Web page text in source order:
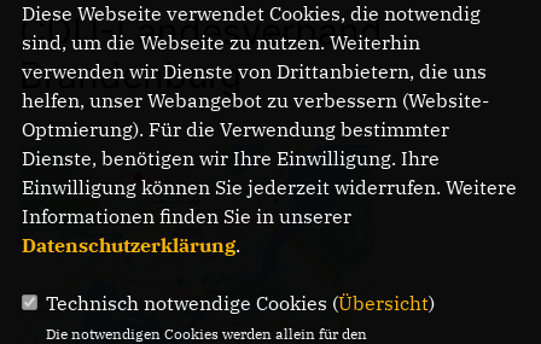
CDU-Landesverband
Brandenburg
Diese Webseite verwendet Cookies, die notwendig
sind, um die Webseite zu nutzen. Weiterhin
verwenden wir Dienste von Drittanbietern, die uns
helfen, unser Webangebot zu verbessern (Website-
Optmierung). Für die Verwendung bestimmter
Dienste, benötigen wir Ihre Einwilligung. Ihre
Einwilligung können Sie jederzeit widerrufen. Weitere
Informationen finden Sie in unserer
Datenschutzerklärung.
Technisch notwendige Cookies (Übersicht)
Die notwendigen Cookies werden allein für den